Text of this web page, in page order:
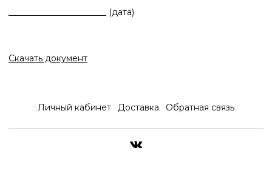
_______________________ (дата)
Скачать документ
Личный кабинет Доставка Обратная связь